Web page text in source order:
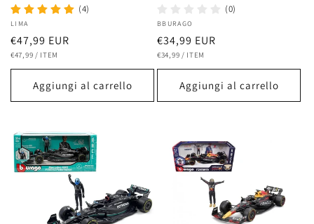
(4)
Fornitore:
LIMA
Prezzo
di
listino
€47,99 EUR
PREZZO
€47,99 / PER
ITEM
Aggiungi al carrello
(0)
Fornitore:
BBURAGO
Prezzo
di
listino
€34,99 EUR
PREZZO
€34,99 / PER
ITEM
Aggiungi al carrello